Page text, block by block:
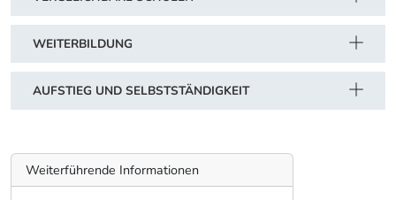
WEITERBILDUNG
AUFSTIEG UND SELBSTSTÄNDIGKEIT
Weiterführende Informationen